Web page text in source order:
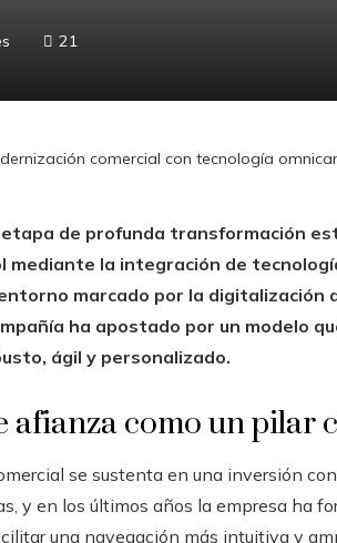
21
comercial con tecnología
de profunda transformación
mediante la integración de
marcado por la digitalización
ha apostado por un modelo
ágil y personalizado.
afianza como un pilar
se sustenta en una inversión
y en los últimos años la empresa ha
una navegación más intuitiva y